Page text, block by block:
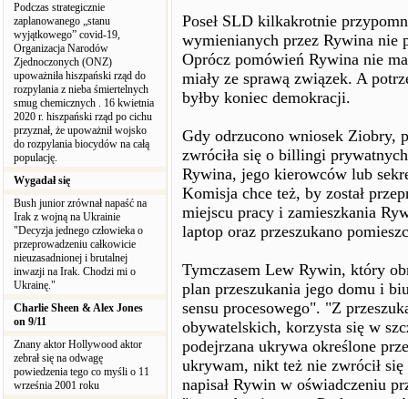
Podczas strategicznie
zaplanowanego „stanu
wyjątkowego” covid-19,
Organizacja Narodów
Zjednoczonych (ONZ)
upoważniła hiszpański rząd do
rozpylania z nieba śmiertelnych
smug chemicznych . 16 kwietnia
2020 r. hiszpański rząd po cichu
przyznał, że upoważnił wojsko
do rozpylania biocydów na całą
populację.
Wygadał się
Bush junior zrównał napaść na
Irak z wojną na Ukrainie
"Decyzja jednego człowieka o
przeprowadzeniu całkowicie
nieuzasadnionej i brutalnej
inwazji na Irak. Chodzi mi o
Ukrainę."
Charlie Sheen & Alex Jones
on 9/11
Znany aktor Hollywood aktor
zebrał się na odwagę
powiedzenia tego co myśli o 11
września 2001 roku
Poseł SLD kilkakrotnie
wymienianych przez Rywina nie
Oprócz pomówień Rywina nie
miały ze sprawą związek. A
byłby koniec demokracji.
Gdy odrzucono wniosek Ziobry,
zwróciła się o billingi
Rywina, jego kierowców lub
Komisja chce też, by został
miejscu pracy i zamieszkania
laptop oraz przeszukano
Tymczasem Lew Rywin, który
plan przeszukania jego domu i
sensu procesowego". "Z
obywatelskich, korzysta się w
podejrzana ukrywa określone
ukrywam, nikt też nie zwrócił
napisał Rywin w oświadczeniu